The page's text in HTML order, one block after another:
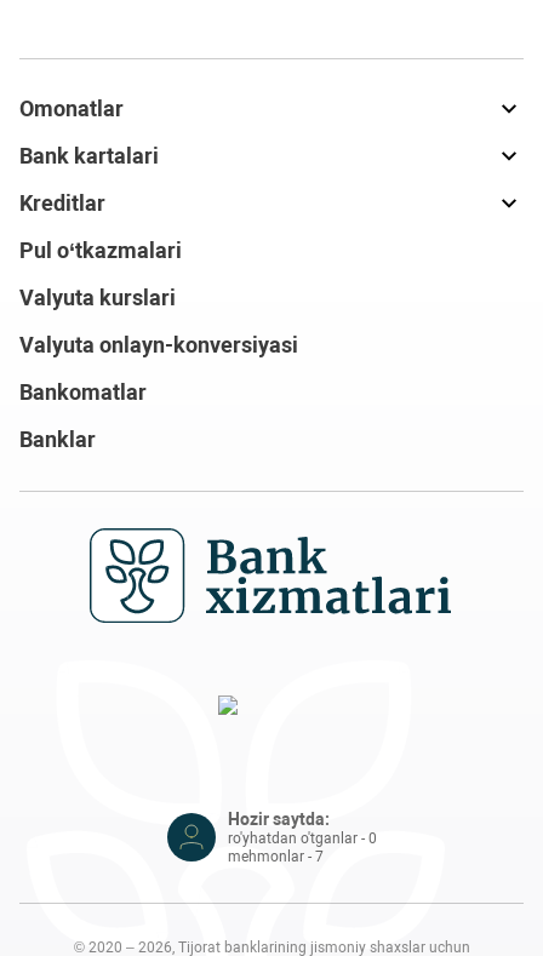
Omonatlar
Bank kartalari
Kreditlar
Pul o‘tkazmalari
Valyuta kurslari
Valyuta onlayn-konversiyasi
Bankomatlar
Banklar
Hozir saytda:
ro'yhatdan o'tganlar - 0
mehmonlar - 7
© 2020 – 2026, Tijorat banklarining jismoniy shaxslar uchun